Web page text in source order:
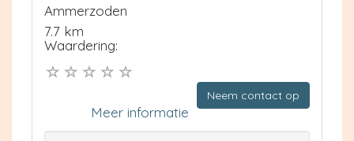
Ammerzoden
7.7 km
Waardering:
Neem contact op
Meer informatie